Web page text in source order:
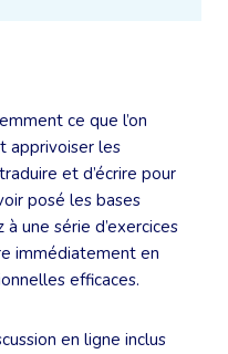
ce que l’on
apprivoiser les
et d’écrire pour
posé les bases
une série d’exercices
immédiatement en
efficaces.
en ligne inclus